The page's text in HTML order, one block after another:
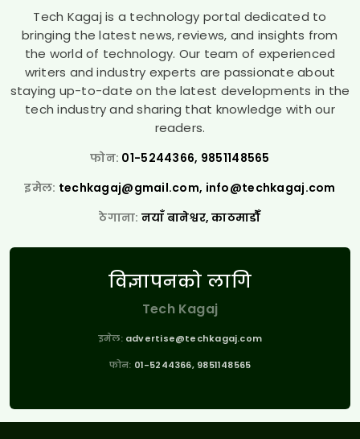
Tech Kagaj is a technology portal dedicated to
bringing the latest news, reviews, and insights from
the world of technology. Our team of experienced
writers and industry experts are passionate about
staying up-to-date on the latest developments in the
tech industry and sharing that knowledge with our
readers.
फोन: 01-5244366, 9851148565
इमेल: techkagaj@gmail.com, info@techkagaj.com
ठेगाना: नयाँ बानेश्वर, काठमाडौँ
विज्ञापनको लागि
Tech Kagaj
इमेल: advertise@techkagaj.com
फोन: 01-5244366, 9851148565